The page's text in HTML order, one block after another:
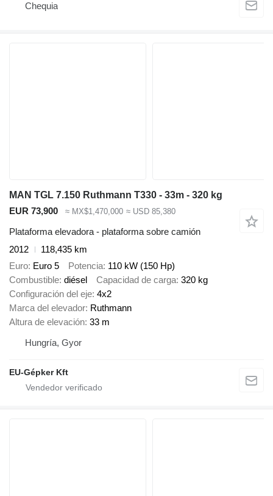
Chequia
MAN TGL 7.150 Ruthmann T330 - 33m - 320 kg
EUR 73,900
≈ MX$1,470,000 ≈ USD 85,380
Plataforma elevadora - plataforma sobre camión
2012
118,435 km
Euro Euro 5 Potencia 110 kW (150 Hp)
Combustible diésel Capacidad de carga 320 kg
Configuración del eje 4x2
Marca del elevador Ruthmann
Altura de elevación 33 m
Hungría, Gyor
EU-Gépker Kft